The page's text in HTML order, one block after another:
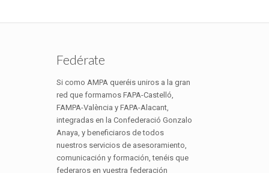
Fedérate
Si como AMPA queréis uniros a la gran
red que formamos FAPA-Castelló,
FAMPA-València y FAPA-Alacant,
integradas en la Confederació Gonzalo
Anaya, y beneficiaros de todos
nuestros servicios de asesoramiento,
comunicación y formación, tenéis que
federaros en vuestra federación